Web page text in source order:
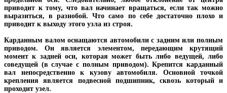
приводит к тому, что вал начинает вращаться, если так можно
выразиться, в разнобой. Что само по себе достаточно плохо и
приводит к выходу этого узла из строя.
Карданным валом оснащаются автомобили с задним или полным
приводом. Он является элементом, передающим крутящий
момент к задней оси, которая может быть либо ведущей, либо
соведущей (в случае с полным приводом). Крепится карданный
вал непосредственно к кузову автомобиля. Основной точкой
крепления является подвесной подшипник, сквозь который и
проходит узел.